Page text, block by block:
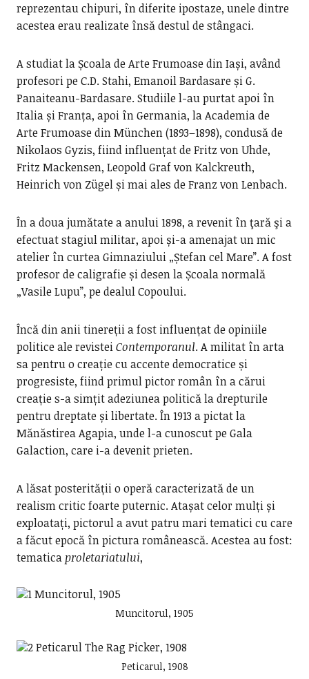
reprezentau chipuri, în diferite ipostaze, unele dintre
acestea erau realizate însă destul de stângaci.
A studiat la Școala de Arte Frumoase din Iași, având
profesori pe C.D. Stahi, Emanoil Bardasare și G.
Panaiteanu-Bardasare. Studiile l-au purtat apoi în
Italia și Franța, apoi în Germania, la Academia de
Arte Frumoase din München (1893–1898), condusă de
Nikolaos Gyzis, fiind influențat de Fritz von Uhde,
Fritz Mackensen, Leopold Graf von Kalckreuth,
Heinrich von Zügel și mai ales de Franz von Lenbach.
În a doua jumătate a anului 1898, a revenit în ţară şi a
efectuat stagiul militar, apoi și-a amenajat un mic
atelier în curtea Gimnaziului „Ștefan cel Mare”. A fost
profesor de caligrafie și desen la Școala normală
„Vasile Lupu”, pe dealul Copoului.
Încă din anii tinereții a fost influențat de opiniile
politice ale revisteiContemporanul. A militat în arta
sa pentru o creație cu accente democratice și
progresiste, fiind primul pictor român în a cărui
creație s-a simțit adeziunea politică la drepturile
pentru dreptate și libertate. În 1913 a pictat la
Mănăstirea Agapia, unde l-a cunoscut pe Gala
Galaction, care i-a devenit prieten.
A lăsat posterității o operă caracterizată de un
realism critic foarte puternic. Atașat celor mulți și
exploatați, pictorul a avut patru mari tematici cu care
a făcut epocă în pictura românească. Acestea au fost:
tematica proletariatului,
Muncitorul, 1905
Peticarul, 1908